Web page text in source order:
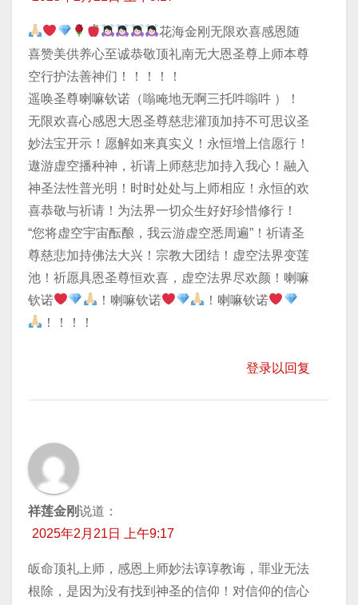
花海金刚无限欢喜感恩随
喜赞美供养心至诚恭敬顶礼南无大恩圣尊上师本尊
空行护法善神们！！！！！
遥唤圣尊喇嘛钦诺（嗡唵地无啊三托吽嗡吽 ）！
无限欢喜心感恩大恩圣尊慈悲灌顶加持不可思议圣
妙法宝开示！愿解如来真实义！永恒增上信愿行！
遨游虚空播种神，祈请上师慈悲加持入我心！融入
神圣法性普光明！时时处处与上师相应！永恒的欢
喜恭敬与祈请！为法界一切众生好好珍惜修行！
“您将虚空宇宙酝酿，我云游虚空悉周遍”！祈请圣
尊慈悲加持佛法大兴！宗教大团结！虚空法界变莲
池！祈愿具恩圣尊恒欢喜，虚空法界尽欢颜！喇嘛
钦诺
！喇嘛钦诺
！喇嘛钦诺
！！！！
登录以回复
祥莲金刚说道：
2025年2月21日 上午9:17
皈命顶礼上师，感恩上师妙法谆谆教诲，罪业无法
根除，是因为没有找到神圣的信仰！对信仰的信心